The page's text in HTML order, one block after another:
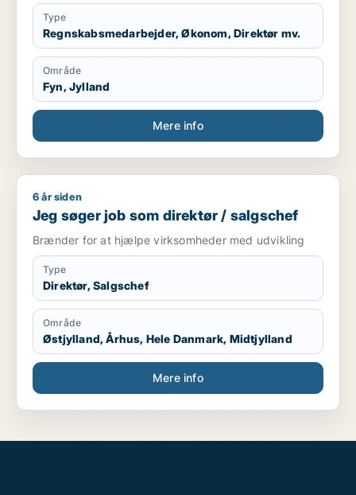
Type
Regnskabsmedarbejder, Økonom, Direktør mv.
Område
Fyn, Jylland
Mere info
Jeg søger job som direktør / salgschef
6 år siden
Jeg søger job som direktør / salgschef
Brænder for at hjælpe virksomheder med udvikling
Type
Direktør, Salgschef
Område
Østjylland, Århus, Hele Danmark, Midtjylland
Mere info